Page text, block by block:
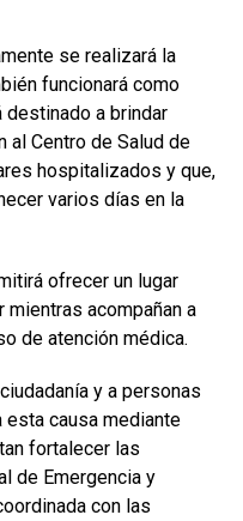
se realizará la
funcionará como
destinado a brindar
al Centro de Salud de
hospitalizados y que,
varios días en la
ofrecer un lugar
acompañan a
de atención médica.
y a personas
esta causa mediante
fortalecer las
de Emergencia y
con las